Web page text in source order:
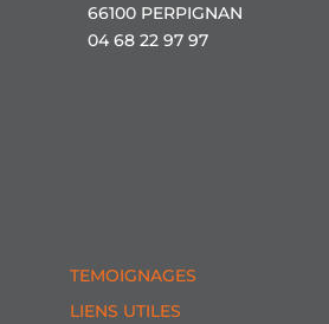
66100 PERPIGNAN
04 68 22 97 97
TEMOIGNAGES
LIENS UTILES